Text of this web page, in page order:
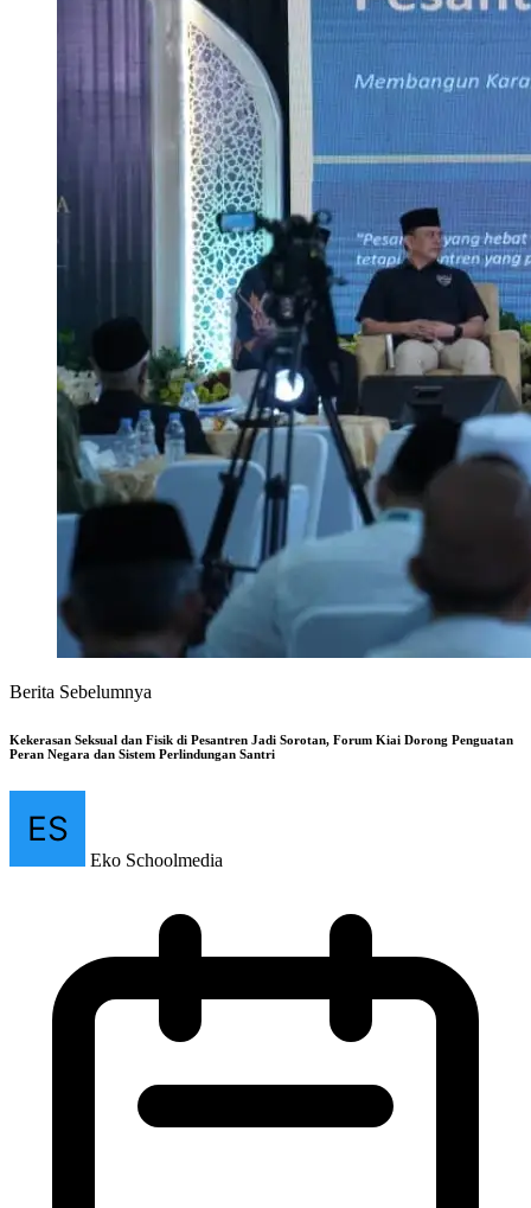
Berita Sebelumnya
Kekerasan Seksual dan Fisik di Pesantren Jadi Sorotan, Forum Kiai Dorong Penguatan
Peran Negara dan Sistem Perlindungan Santri
Eko Schoolmedia